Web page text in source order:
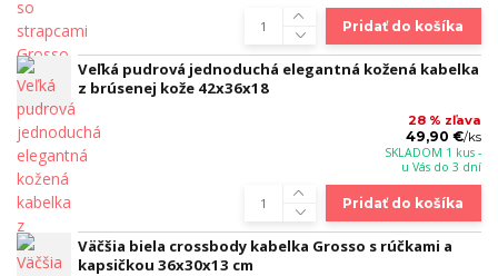
Pridať do košíka
Veľká pudrová jednoduchá elegantná kožená kabelka
z brúsenej kože 42x36x18
28 % zľava
49,90 €/ks
SKLADOM 1 kus -
u Vás do 3 dní
Pridať do košíka
Väčšia biela crossbody kabelka Grosso s rúčkami a
kapsičkou 36x30x13 cm